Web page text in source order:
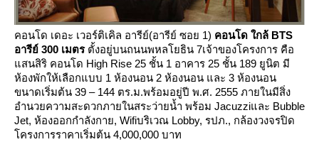
คอนโด เดอะ เวอร์ติเคิล อารีย์(อารีย์ ซอ 1) คอนโด ใกล้ BTS
อารีย์ 300 เมตร ตั้งอยู่บนถนนพหลโยธิน 7เจ้าของโครงการ คือ
สนสิริ คอนโด High Rise 25 ชั้น 1 อาคาร 25 ชั้น 189 ยูนิต มี
ห้องพักให้เลือกแบบ 1 ห้องนอน 2 ห้องนอน และ 3 ห้องนอน
ขนาดเริ่มต้น 39 – 144 ตร.ม.พร้อมอยู่ปี พ.ศ. 2555 ภายในมีสิ่ง
อำนวยความสะดวกภายในสระว่ายน้ำ พร้อม Jacuzziละ Bubble
Jet, ห้องออกกำลังกา, Wifiบริเวณ Lobby, รปภ., กล้องวงจรปิด
ครงการราคาเริ่มต้น 4,000,000 บาท